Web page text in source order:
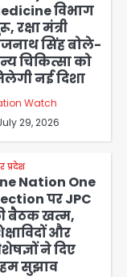
विभाग
रक्षा मंत्री
सिंह बोले-
चिकित्सा को
नई दिशा
Watch
29, 2026
प्रदेश
Nation One
पर JPC
बैठक खत्म,
और
ने दिए
सुझाव